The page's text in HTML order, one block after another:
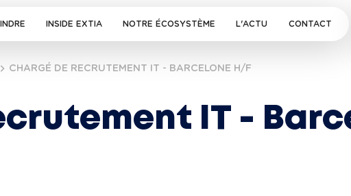
INSIDE EXTIA NOTRE ÉCOSYSTÈME L'ACTU CONTACT
CHARGÉ DE RECRUTEMENT IT - BARCELONE H/F
IT -